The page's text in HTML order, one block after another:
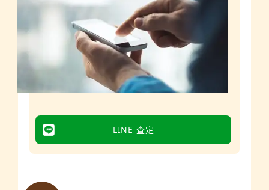
LINE 査定